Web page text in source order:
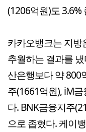
(1206억원)도 3.6%
카카오뱅크는 지
추월하는 결과를
산은행보다 약 800
주(1661억원), iM
다. BNK금융지주
으로 좁혔다. 케이